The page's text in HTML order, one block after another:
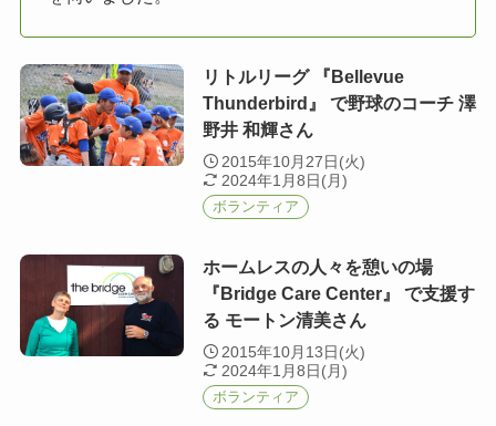
リトルリーグ 『Bellevue
Thunderbird』 で野球のコーチ 澤
野井 和輝さん
2015年10月27日(火)
2024年1月8日(月)
ボランティア
ホームレスの人々を憩いの場
『Bridge Care Center』 で支援す
る モートン清美さん
2015年10月13日(火)
2024年1月8日(月)
ボランティア